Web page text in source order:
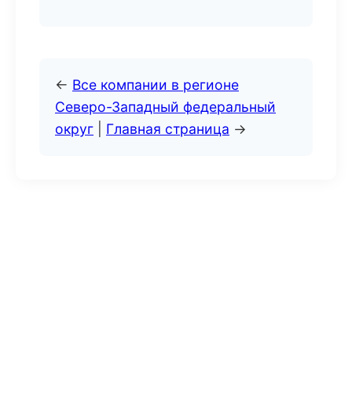
← Все компании в регионе
Северо-Западный федеральный
округ
Главная страница →